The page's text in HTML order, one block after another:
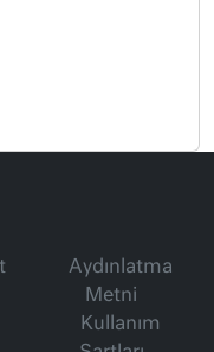
Aydınlatma
Metni
Kullanım